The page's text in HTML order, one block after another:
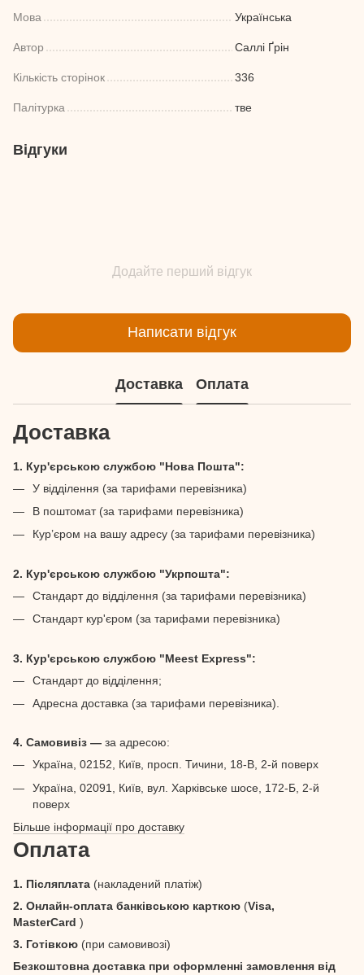
Мова Українська
Автор Саллі Ґрін
Кількість сторінок 336
Палітурка тве
Відгуки
Додайте перший відгук
Написати відгук
Доставка Оплата
Доставка
1. Кур'єрською службою "Нова Пошта":
У відділення (за тарифами перевізника)
В поштомат (за тарифами перевізника)
Кур’єром на вашу адресу (за тарифами перевізника)
2. Кур'єрською службою "Укрпошта":
Стандарт до відділення (за тарифами перевізника)
Стандарт кур'єром (за тарифами перевізника)
3. Кур'єрською службою "Meest Express":
Стандарт до відділення;
Адресна доставка (за тарифами перевізника).
4. Самовивіз — за адресою:
Україна, 02152, Київ, просп. Тичини, 18-В, 2-й поверх
Україна, 02091, Київ, вул. Харківське шосе, 172-Б, 2-й
поверх
Більше інформації про доставку
Оплата
1. Післяплата (накладений платіж)
2. Онлайн-оплата банківською карткою (Visa,
MasterCard )
3. Готівкою (при самовивозі)
Безкоштовна доставка при оформленні замовлення від